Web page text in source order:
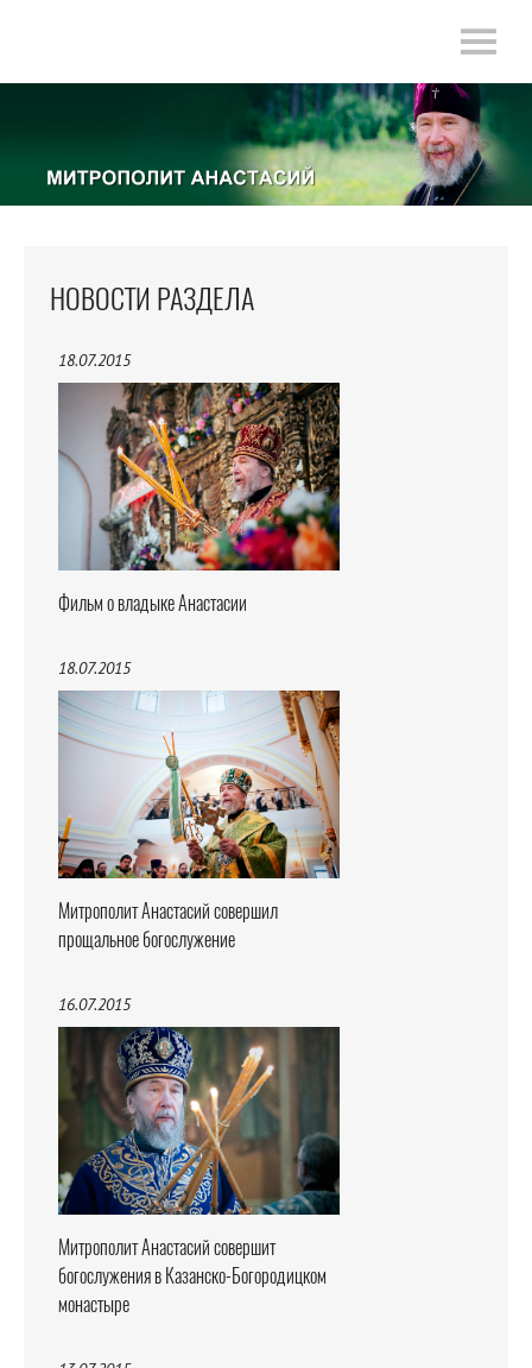
НОВОСТИ РАЗДЕЛА
18.07.2015
Фильм о владыке Анастасии
18.07.2015
Митрополит Анастасий совершил
прощальное богослужение
16.07.2015
Митрополит Анастасий совершит
богослужения в Казанско-Богородицком
монастыре